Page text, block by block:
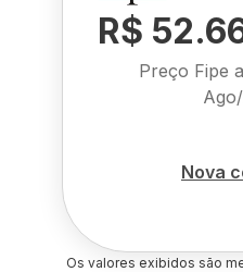
R$
Preço Fipe
Nova
Os valores exibidos são